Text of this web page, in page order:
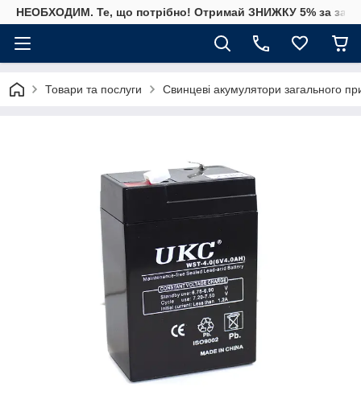
НЕОБХОДИМ. Те, що потрібно! Отримай ЗНИЖКУ 5% за
Товари та послуги Свинцеві акумулятори загального